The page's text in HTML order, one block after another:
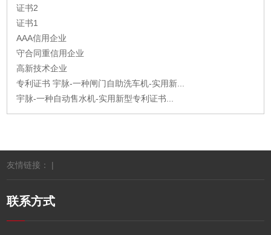
证书2
证书1
AAA信用企业
守合同重信用企业
高新技术企业
专利证书 宇脉-一种闸门自助洗车机-实用新...
宇脉-一种自动售水机-实用新型专利证书...
友情链接： |
联系方式